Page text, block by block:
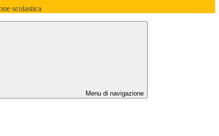
scolastica
Menu di navigazione